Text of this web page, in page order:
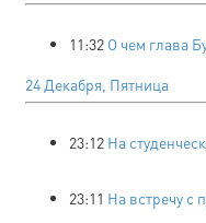
11:32 О чем глава
24 Декабря, Пятница
23:12 На
23:11 На встречу с